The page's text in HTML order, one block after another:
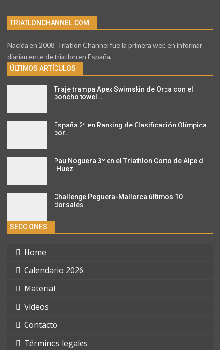
TRIATLONCHANNEL.COM
Nacida en 2008, Triatlon Channel fue la primera web en informar
diariamente de triatlon en España.
ÚLTIMOS ARTÍCULOS
Traje trampa Apex Swimskin de Orca con el
poncho towel…
España 2ª en Ranking de Clasificación Olímpica
por…
Pau Noguera 3º en el Triathlon Corto de Alpe d
´Huez
Challenge Peguera-Mallorca últimos 10
dorsales
SECCIONES
Home
Calendario 2026
Material
Vídeos
Contacto
Términos legales